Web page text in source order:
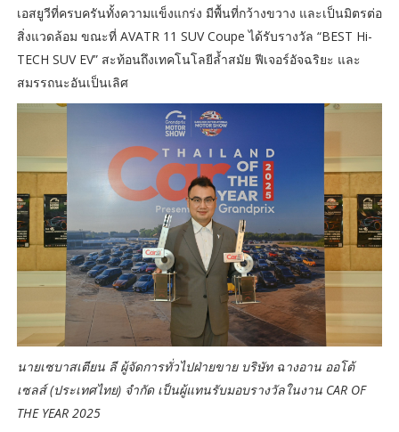
เอสยูวีที่ครบครันทั้งความแข็งแกร่ง มีพื้นที่กว้างขวาง และเป็นมิตรต่อ
สิ่งแวดล้อม ขณะที่ AVATR 11 SUV Coupe ได้รับรางวัล “BEST Hi-
TECH SUV EV” สะท้อนถึงเทคโนโลยีล้ำสมัย ฟีเจอร์อัจฉริยะ และ
สมรรถนะอันเป็นเลิศ
นายเซบาสเตียน ลี ผู้จัดการทั่วไปฝ่ายขาย บริษัท ฉางอาน ออโต้
เซลส์ (ประเทศไทย) จำกัด เป็นผู้แทนรับมอบรางวัลในงาน CAR OF
THE YEAR 2025